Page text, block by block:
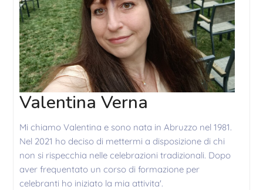
Valentina Verna
Mi chiamo Valentina e sono nata in Abruzzo nel 1981.
Nel 2021 ho deciso di mettermi a disposizione di chi
non si rispecchia nelle celebrazioni tradizionali. Dopo
aver frequentato un corso di formazione per
celebranti ho iniziato la mia attivita'.